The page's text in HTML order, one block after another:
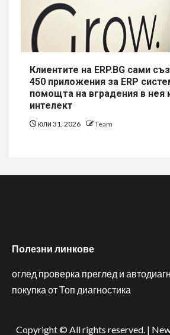
Клиентите на ERP.BG сами
450 приложения за ERP
помощта на вградения в нея
интелект
юли 31, 2026 Team
Полезни линкове
оглед проверка преглед и
покупка от Топ диагностика
Copyright © All rights reserved. |